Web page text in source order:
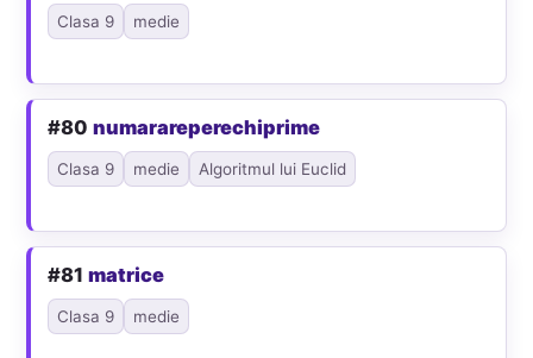
Clasa 9 medie
#80numarareperechiprime
Clasa 9 medie Algoritmul lui Euclid
#81matrice
Clasa 9 medie